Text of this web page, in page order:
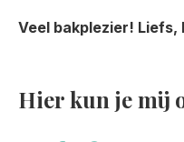
Veel bakplezier! Liefs,
Hier kun je mij